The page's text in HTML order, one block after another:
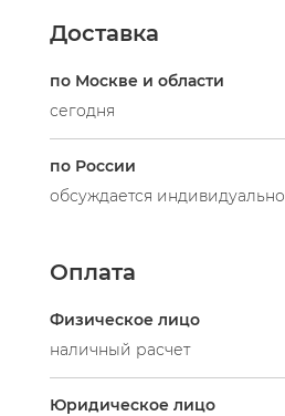
Доставка
по Москве и области
сегодня
по России
обсуждается индивидуально
Оплата
Физическое лицо
наличный расчет
Юридическое лицо